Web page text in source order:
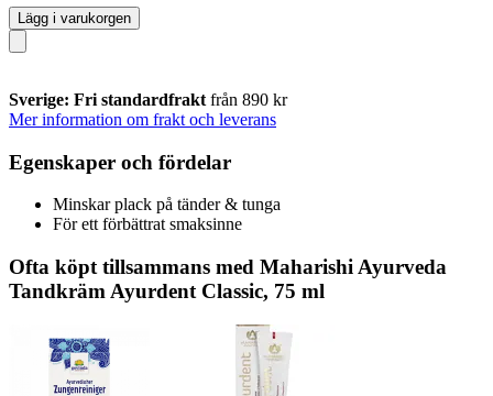
Lägg i varukorgen
Sverige: Fri standardfrakt från 890 kr
Mer information om frakt och leverans
Egenskaper och fördelar
Minskar plack på tänder & tunga
För ett förbättrat smaksinne
Ofta köpt tillsammans med Maharishi Ayurveda
Tandkräm Ayurdent Classic, 75 ml